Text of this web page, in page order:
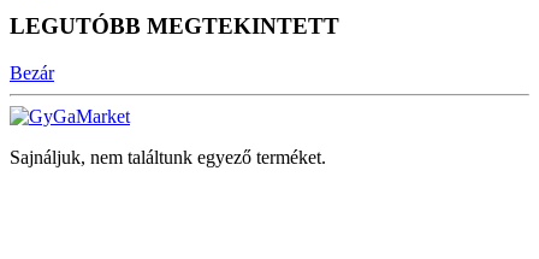
LEGUTÓBB MEGTEKINTETT
Bezár
Sajnáljuk, nem találtunk egyező terméket.